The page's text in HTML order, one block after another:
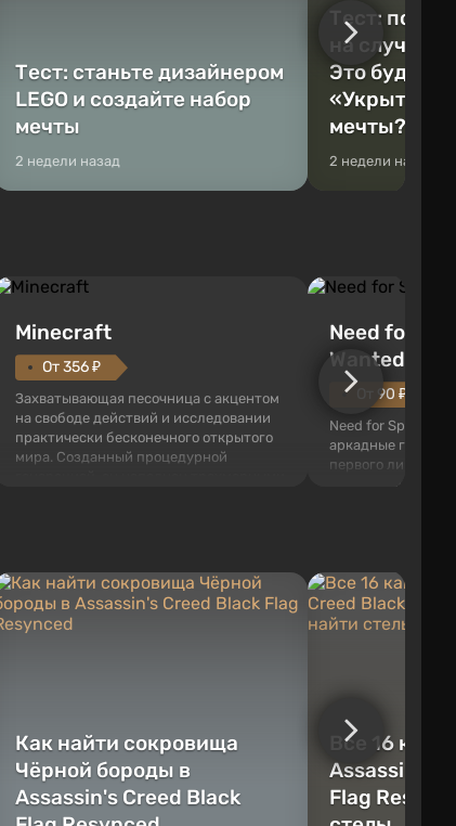
Тест: станьте дизайнером
LEGO и создайте набор
мечты
2 недели назад
Тест:
на случай
Это будет
«Укрытие»
мечты?
2 недели назад
Minecraft
От 356 ₽
Захватывающая песочница с акцентом
на свободе действий и исследовании
практически бесконечного открытого
мира. Созданный процедурной
Игроку дана по...
Need for
Wanted
От 90 ₽
Need for Speed:
аркадные гонки с
первого лица. В
нарушите
Как найти сокровища
Чёрной бороды в
Assassin's Creed Black
Все 16
Assassin's
Flag